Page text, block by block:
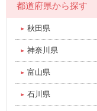
都道府県から探す
秋田県
神奈川県
富山県
石川県